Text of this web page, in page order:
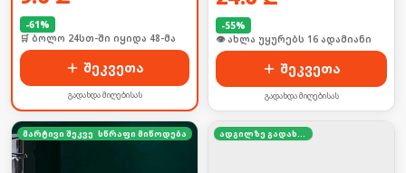
-61%
🛒 ბოლო 24სთ-ში იყიდა 48-მა
შეკვეთა
გადახდა მიღებისას
-55%
🛒 ბოლო 24სთ-ში იყიდა 21-მა
შეკვეთა
გადახდა მიღებისას
მარტივი შეკვეთასწრაფი მიწოდება ადგილზე გადახდა